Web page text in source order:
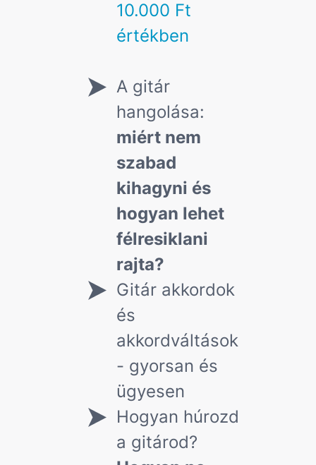
10.000 Ft
értékben
A gitár
hangolása:
miért nem
szabad
kihagyni és
hogyan lehet
félresiklani
rajta?
Gitár akkordok
és
akkordváltások
- gyorsan és
ügyesen
Hogyan húrozd
a gitárod?